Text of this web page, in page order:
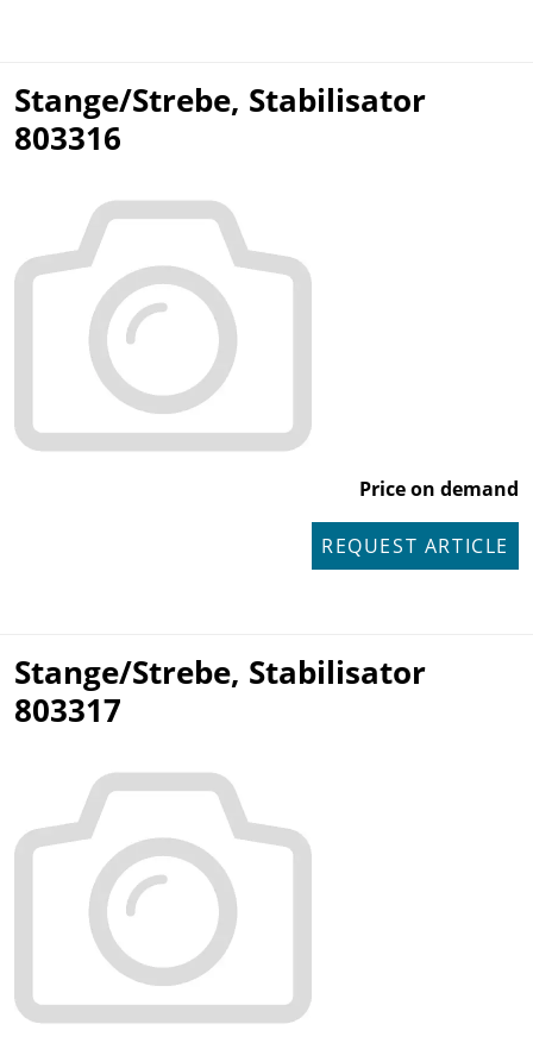
Stange/Strebe, Stabilisator
803316
Price on demand
REQUEST ARTICLE
Stange/Strebe, Stabilisator
803317